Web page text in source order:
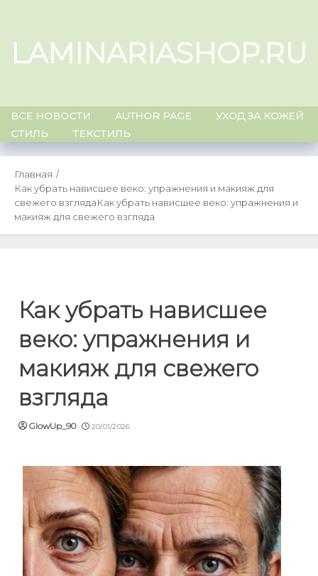
content
LAMINARIASHOP.RU
ВСЕ НОВОСТИ AUTHOR PAGE
УХОД ЗА КОЖЕЙ
СТИЛЬ
ТЕКСТИЛЬ
Главная
Как убрать нависшее веко: упражнения и макияж для
свежего взглядаКак убрать нависшее веко: упражнения и
макияж для свежего взгляда
Как убрать нависшее
веко: упражнения и
макияж для свежего
взгляда
GlowUp_90 20/01/2026